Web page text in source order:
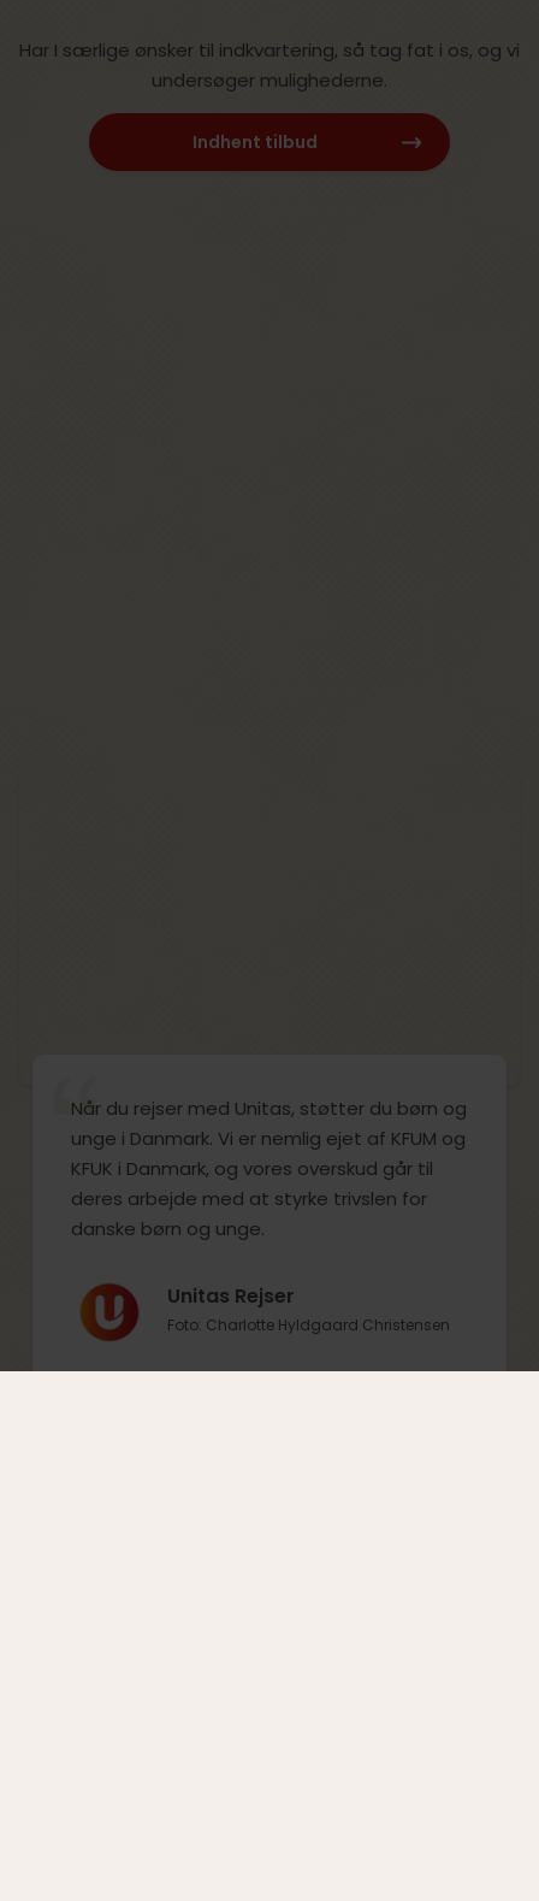
Har I særlige ønsker til indkvartering, så tag fat i os, og vi
undersøger mulighederne.
Indhent tilbud
Når du rejser med Unitas, støtter du børn og
unge i Danmark. Vi er nemlig ejet af KFUM og
KFUK i Danmark, og vores overskud går til
deres arbejde med at styrke trivslen for
danske børn og unge.
Unitas Rejser
Foto: Charlotte Hyldgaard Christensen